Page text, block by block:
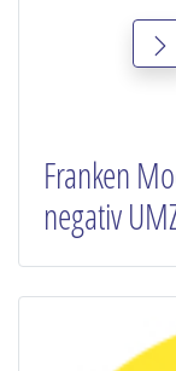
Franken
negativ